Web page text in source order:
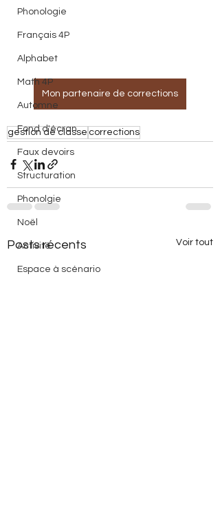
Phonologie
Français 4P
Alphabet
Math 4P
Automne
Fond d'écran
Faux devoirs
Structuration
Phonolgie
Noël
Activité
Espace à scénario
Mon partenaire de corrections
gestion de classe corrections
Posts récents Voir tout